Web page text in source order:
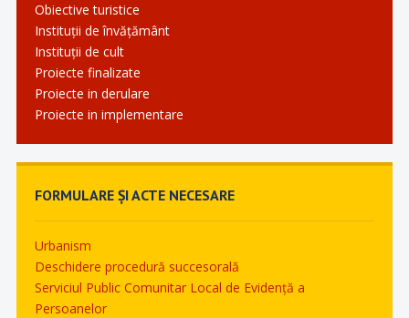
Obiective turistice
Instituții de învățământ
Instituții de cult
Proiecte finalizate
Proiecte in derulare
Proiecte in implementare
FORMULARE ȘI ACTE NECESARE
Urbanism
Deschidere procedură succesorală
Serviciul Public Comunitar Local de Evidență a
Persoanelor